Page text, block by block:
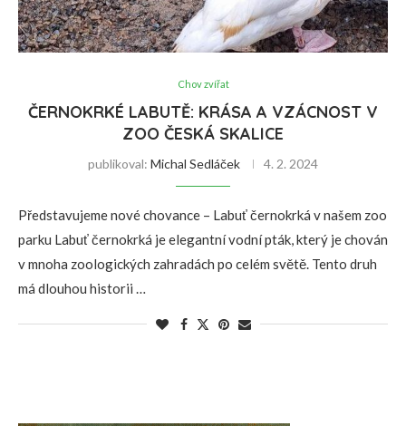
Chov zvířat
ČERNOKRKÉ LABUTĚ: KRÁSA A VZÁCNOST V
ZOO ČESKÁ SKALICE
publikoval: Michal Sedláček 4. 2. 2024
Představujeme nové chovance – Labuť černokrká v našem zoo
parku Labuť černokrká je elegantní vodní pták, který je chován
v mnoha zoologických zahradách po celém světě. Tento druh
má dlouhou historii …